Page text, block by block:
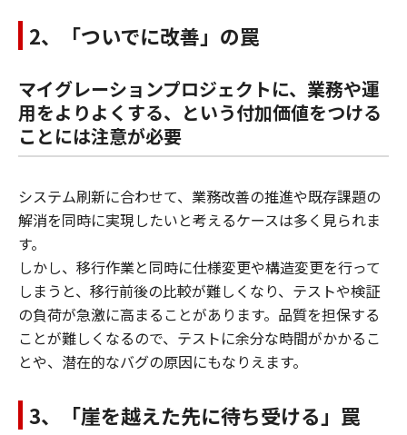
2、「ついでに改善」の罠
マイグレーションプロジェクトに、業務や運
用をよりよくする、という付加価値をつける
ことには注意が必要
システム刷新に合わせて、業務改善の推進や既存課題の
解消を同時に実現したいと考えるケースは多く見られま
す。
​しかし、移行作業と同時に仕様変更や構造変更を行って
しまうと、移行前後の比較が難しくなり、テストや検証
の負荷が急激に高まることがあります。品質を担保する
ことが難しくなるので、テストに余分な時間がかかるこ
とや、潜在的なバグの原因にもなりえます。
3、「崖を越えた先に待ち受ける」罠